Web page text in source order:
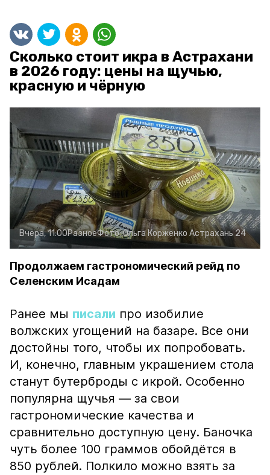
Сколько стоит икра в Астрахани
в 2026 году: цены на щучью,
красную и чёрную
Вчера, 11:00РазноеФото:Ольга Корженко Астрахань 24
Продолжаем гастрономический рейд по
Селенским Исадам
Ранее мы писали про изобилие
волжских угощений на базаре. Все они
достойны того, чтобы их попробовать.
И, конечно, главным украшением стола
станут бутерброды с икрой. Особенно
популярна щучья — за свои
гастрономические качества и
сравнительно доступную цену. Баночка
чуть более 100 граммов обойдётся в
850 рублей. Полкило можно взять за